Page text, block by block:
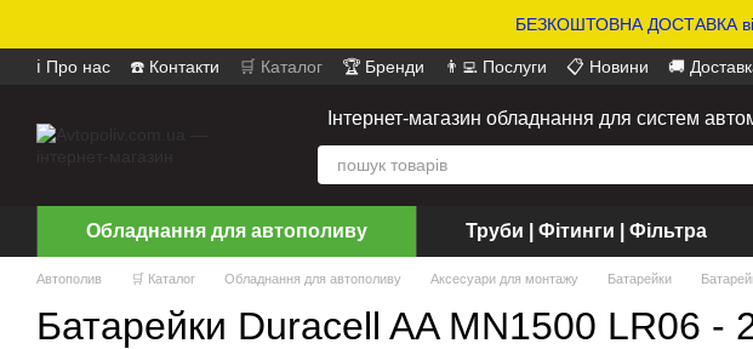
БЕЗКОШТОВНА ДОСТАВКА від
ℹ️ Про нас ☎️ Контакти 🛒 Каталог 🏆 Бренди 👨‍💻 Послуги 📋 Новини 🚚
Інтернет-магазин обладнання для систем
Обладнання для автополиву Труби | Фітинги | Фільтра
Автополив 🛒 Каталог Обладнання для автополиву Аксесуари для монтажу Батарейки
Батарейки Duracell AA MN1500 LR06 -